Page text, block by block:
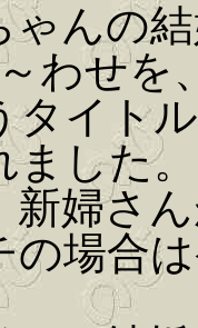
ゃんの
わせを
タイト
した。
新婦さ
の場合